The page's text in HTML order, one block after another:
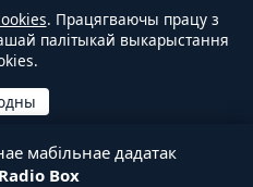
. Працягваючы працу з
палітыкай выкарыстання
мабільнае дадатак
Box